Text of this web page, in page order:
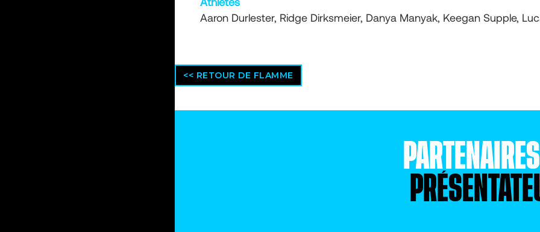
Aaron Durlester, Ridge Dirksmeier, Danya Manyak, Keegan Supple,
<< RETOUR DE FLAMME